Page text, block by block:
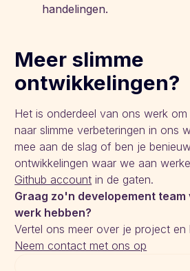
handelingen.
Meer slimme
ontwikkelingen?
Het is onderdeel van ons werk
naar slimme verbeteringen in ons
mee aan de slag of ben je
ontwikkelingen waar we aan
Github account in de gaten.
Graag zo'n developement team
werk hebben?
Vertel ons meer over je project en
Neem contact met ons op